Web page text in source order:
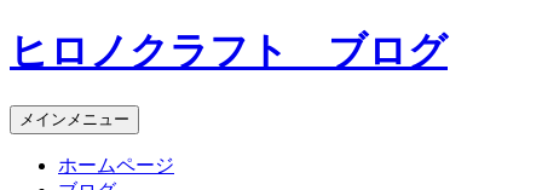
コ
ン
ン
ツ
ヒロノクラフト ブログ
メインメニュー
ホームページ